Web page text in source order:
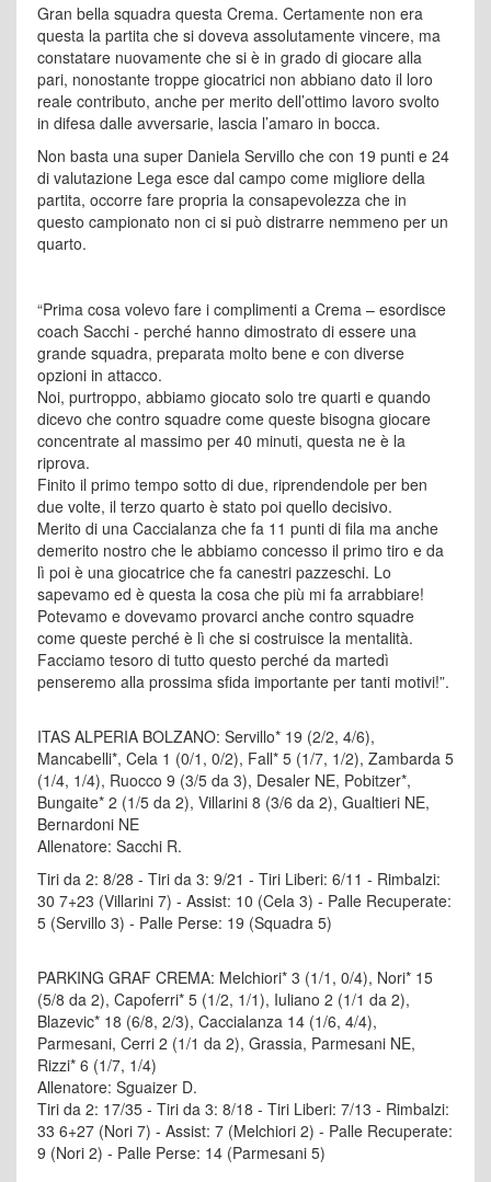
Gran bella squadra questa Crema. Certamente non era
questa la partita che si doveva assolutamente vincere, ma
constatare nuovamente che si è in grado di giocare alla
pari, nonostante troppe giocatrici non abbiano dato il loro
reale contributo, anche per merito dell’ottimo lavoro svolto
in difesa dalle avversarie, lascia l’amaro in bocca.
Non basta una super Daniela Servillo che con 19 punti e 24
di valutazione Lega esce dal campo come migliore della
partita, occorre fare propria la consapevolezza che in
questo campionato non ci si può distrarre nemmeno per un
quarto.
“Prima cosa volevo fare i complimenti a Crema – esordisce
coach Sacchi - perché hanno dimostrato di essere una
grande squadra, preparata molto bene e con diverse
opzioni in attacco.
Noi, purtroppo, abbiamo giocato solo tre quarti e quando
dicevo che contro squadre come queste bisogna giocare
concentrate al massimo per 40 minuti, questa ne è la
riprova.
Finito il primo tempo sotto di due, riprendendole per ben
due volte, il terzo quarto è stato poi quello decisivo.
Merito di una Caccialanza che fa 11 punti di fila ma anche
demerito nostro che le abbiamo concesso il primo tiro e da
lì poi è una giocatrice che fa canestri pazzeschi. Lo
sapevamo ed è questa la cosa che più mi fa arrabbiare!
Potevamo e dovevamo provarci anche contro squadre
come queste perché è lì che si costruisce la mentalità.
Facciamo tesoro di tutto questo perché da martedì
penseremo alla prossima sfida importante per tanti motivi!”.
ITAS ALPERIA BOLZANO: Servillo* 19 (2/2, 4/6),
Mancabelli*, Cela 1 (0/1, 0/2), Fall* 5 (1/7, 1/2), Zambarda 5
(1/4, 1/4), Ruocco 9 (3/5 da 3), Desaler NE, Pobitzer*,
Bungaite* 2 (1/5 da 2), Villarini 8 (3/6 da 2), Gualtieri NE,
Bernardoni NE
Allenatore: Sacchi R.
Tiri da 2: 8/28 - Tiri da 3: 9/21 - Tiri Liberi: 6/11 - Rimbalzi:
30 7+23 (Villarini 7) - Assist: 10 (Cela 3) - Palle Recuperate:
5 (Servillo 3) - Palle Perse: 19 (Squadra 5)
PARKING GRAF CREMA: Melchiori* 3 (1/1, 0/4), Nori* 15
(5/8 da 2), Capoferri* 5 (1/2, 1/1), Iuliano 2 (1/1 da 2),
Blazevic* 18 (6/8, 2/3), Caccialanza 14 (1/6, 4/4),
Parmesani, Cerri 2 (1/1 da 2), Grassia, Parmesani NE,
Rizzi* 6 (1/7, 1/4)
Allenatore: Sguaizer D.
Tiri da 2: 17/35 - Tiri da 3: 8/18 - Tiri Liberi: 7/13 - Rimbalzi:
33 6+27 (Nori 7) - Assist: 7 (Melchiori 2) - Palle Recuperate:
9 (Nori 2) - Palle Perse: 14 (Parmesani 5)